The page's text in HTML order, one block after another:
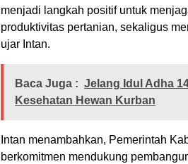
menjadi langkah positif untuk
produktivitas pertanian, sekaligus
ujar Intan.
Baca Juga : Jelang Idul Adha
Kesehatan Hewan Kurban
​Intan menambahkan, Pemerintah
berkomitmen mendukung